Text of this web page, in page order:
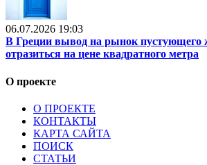
06.07.2026 19:03
В Греции вывод на рынок пустующего
отразиться на цене квадратного метра
О проекте
О ПРОЕКТЕ
КОНТАКТЫ
КАРТА САЙТА
ПОИСК
СТАТЬИ